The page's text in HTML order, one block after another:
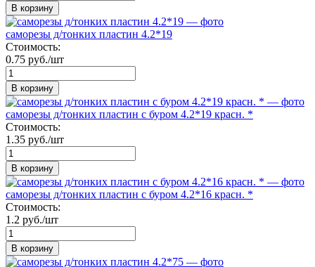
В корзину
саморезы д/тонких пластин 4.2*19
Стоимость:
0.75 руб./шт
В корзину
саморезы д/тонких пластин с буром 4.2*19 красн. *
Стоимость:
1.35 руб./шт
В корзину
саморезы д/тонких пластин с буром 4.2*16 красн. *
Стоимость:
1.2 руб./шт
В корзину